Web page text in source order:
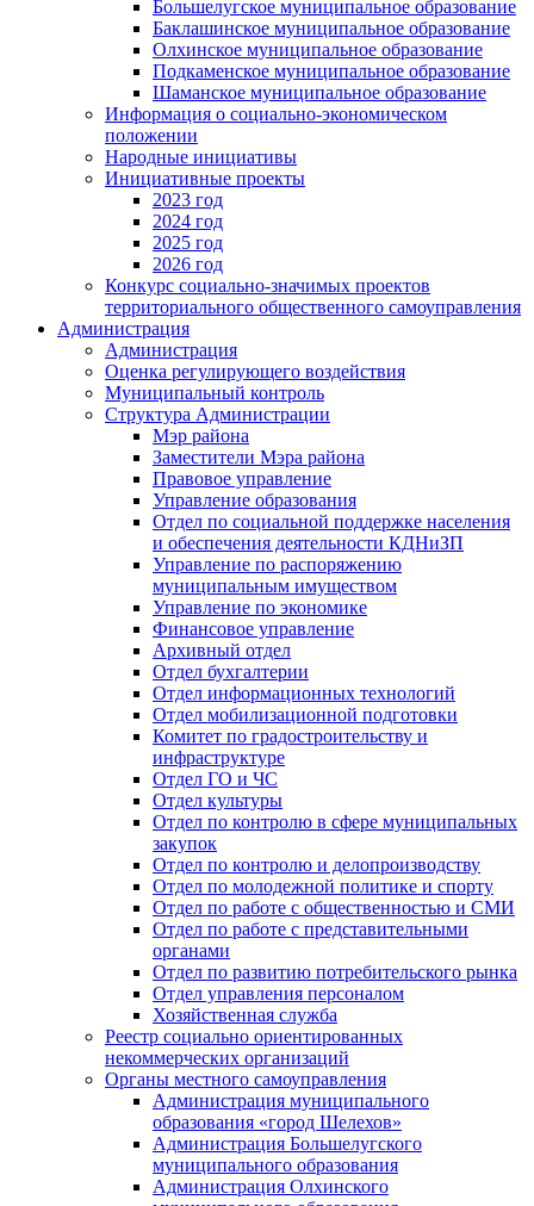
Большелугское муниципальное образование
Баклашинское муниципальное образование
Олхинское муниципальное образование
Подкаменское муниципальное образование
Шаманское муниципальное образование
Информация о социально-экономическом
положении
Народные инициативы
Инициативные проекты
2023 год
2024 год
2025 год
2026 год
Конкурс социально-значимых проектов
территориального общественного самоуправления
Администрация
Администрация
Оценка регулирующего воздействия
Муниципальный контроль
Структура Администрации
Мэр района
Заместители Мэра района
Правовое управление
Управление образования
Отдел по социальной поддержке населения
и обеспечения деятельности КДНиЗП
Управление по распоряжению
муниципальным имуществом
Управление по экономике
Финансовое управление
Архивный отдел
Отдел бухгалтерии
Отдел информационных технологий
Отдел мобилизационной подготовки
Комитет по градостроительству и
инфраструктуре
Отдел ГО и ЧС
Отдел культуры
Отдел по контролю в сфере муниципальных
закупок
Отдел по контролю и делопроизводству
Отдел по молодежной политике и спорту
Отдел по работе с общественностью и СМИ
Отдел по работе с представительными
органами
Отдел по развитию потребительского рынка
Отдел управления персоналом
Хозяйственная служба
Реестр социально ориентированных
некоммерческих организаций
Органы местного самоуправления
Администрация муниципального
образования «город Шелехов»
Администрация Большелугского
муниципального образования
Администрация Олхинского